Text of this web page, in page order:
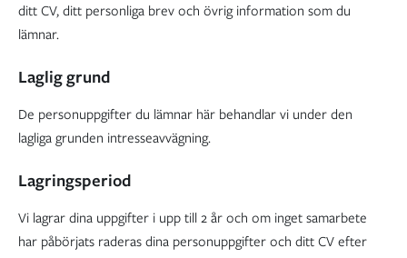
ditt CV, ditt personliga brev och övrig information som du
lämnar.
Laglig grund
De personuppgifter du lämnar här behandlar vi under den
lagliga grunden intresseavvägning.
Lagringsperiod
Vi lagrar dina uppgifter i upp till 2 år och om inget samarbete
har påbörjats raderas dina personuppgifter och ditt CV efter